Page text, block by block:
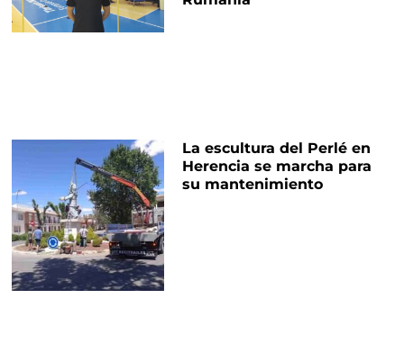
La escultura del Perlé en
Herencia se marcha para
su mantenimiento